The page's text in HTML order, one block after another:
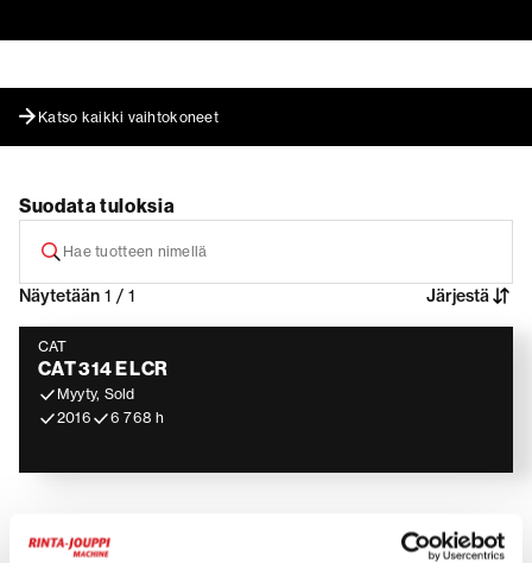
Katso kaikki vaihtokoneet
Suodata tuloksia
Näytetään 1 / 1 Järjestä
CAT
CAT 314 E LCR
Myyty, Sold
2016
6 768 h
CAT-kaivinkoneet, kuormaajat ja